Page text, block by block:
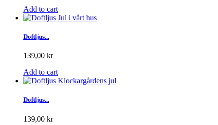
Add to cart
Doftljus...
139,00 kr
Add to cart
Doftljus...
139,00 kr